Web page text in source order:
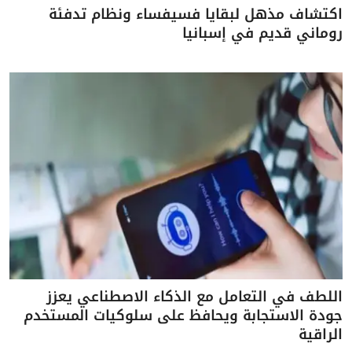
اكتشاف مذهل لبقايا فسيفساء ونظام تدفئة
روماني قديم في إسبانيا
اللطف في التعامل مع الذكاء الاصطناعي يعزز
جودة الاستجابة ويحافظ على سلوكيات المستخدم
الراقية